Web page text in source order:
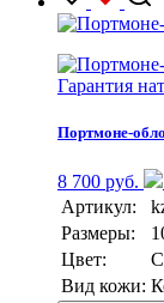
Гарантия
Портмоне-
8 700 руб.
Артикул:
Размеры:
Цвет:
Вид кожи: